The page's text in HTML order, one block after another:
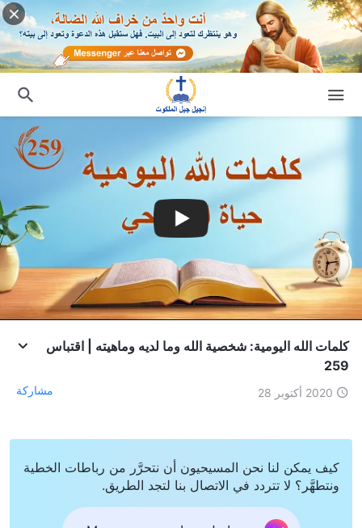
كلمات الله اليومية: شخصية الله وما لديه وماهيته | اقتباس
259
2020 أكتوبر 28 مشاركة
كيف يمكن لنا نحن المسيحيون أن نتحرَّر من رباطات الخطية
ونتطهَّر؟ لا تتردد في الاتصال بنا لتجد الطريق.